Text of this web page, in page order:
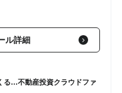
ル詳細
る…不動産投資クラウドファ